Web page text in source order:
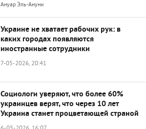
Ануар Эль-Ануни
Украине не хватает рабочих рук: в
каких городах появляются
иностранные сотрудники
7-05-2026, 20:41
Социологи уверяют, что более 60%
украинцев верят, что через 10 лет
Украина станет процветающей страной